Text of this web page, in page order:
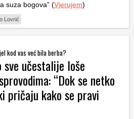
suza bogova” (Vjerujem)
Lovrić
kod vas već bila berba?
učestalije loše
“Dok se netko
pričaju kako se pravi